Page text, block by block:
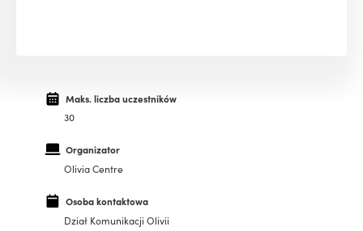
Maks. liczba uczestników
30
Organizator
Olivia Centre
Osoba kontaktowa
Dział Komunikacji Olivii